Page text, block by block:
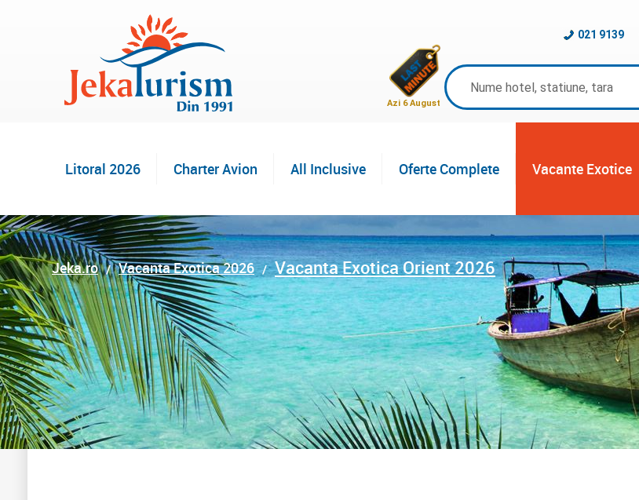
021 9139
Azi 6 August
Litoral 2026 Charter Avion All Inclusive Oferte Complete Vacante Exotice
Jeka.ro Vacanta Exotica 2026 Vacanta Exotica Orient 2026